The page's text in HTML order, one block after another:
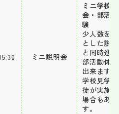
ミニ説明会
ミニ学校
会・部活
験
少人数を
とした説
と同時進
部活動体
出来ます。
学校見学
徒が実施
場合もあ
す。